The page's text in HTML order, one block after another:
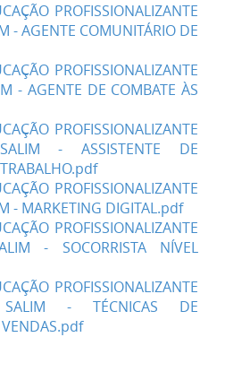
PROFISSIONALIZANTE
- AGENTE COMUNITÁRIO DE
PROFISSIONALIZANTE
- AGENTE DE COMBATE ÀS
PROFISSIONALIZANTE
- ASSISTENTE DE
PROFISSIONALIZANTE
- MARKETING DIGITAL.pdf
PROFISSIONALIZANTE
- SOCORRISTA NÍVEL
PROFISSIONALIZANTE
- TÉCNICAS DE